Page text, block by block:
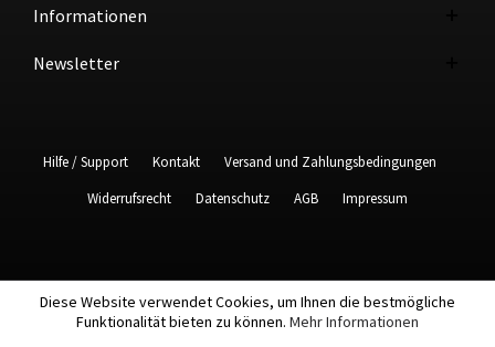
Informationen
Newsletter
Hilfe / Support Kontakt
Versand und Zahlungsbedingungen
Widerrufsrecht
Datenschutz AGB Impressum
Diese Website verwendet Cookies, um Ihnen die bestmögliche
Funktionalität bieten zu können. Mehr Informationen